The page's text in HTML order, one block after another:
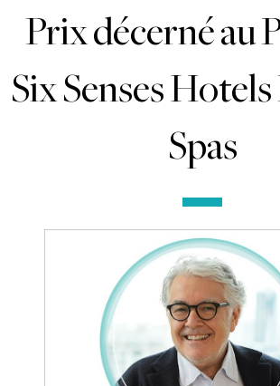
Prix décerné au
Six Senses
Spas